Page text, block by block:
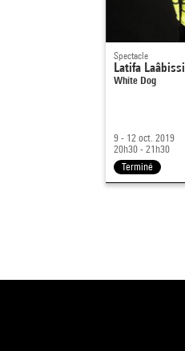
Spectacle
Latifa Laâbissi
White Dog
9 - 12 oct. 2019
20h30 - 21h30
Terminé